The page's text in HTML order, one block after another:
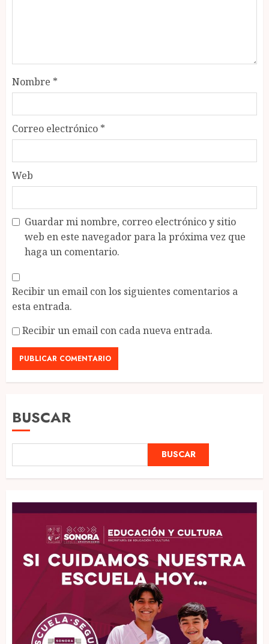
Nombre *
Correo electrónico *
Web
Guardar mi nombre, correo electrónico y sitio
web en este navegador para la próxima vez que
haga un comentario.
Recibir un email con los siguientes comentarios a
esta entrada.
Recibir un email con cada nueva entrada.
BUSCAR
BUSCAR